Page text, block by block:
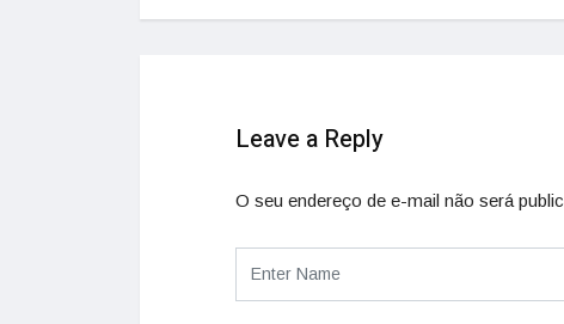
Leave a Reply
O seu endereço de e-mail não será